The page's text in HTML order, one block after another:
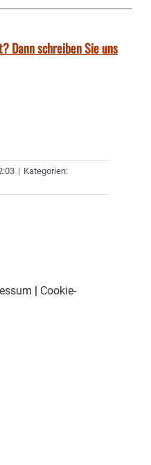
Dann schreiben Sie uns
| Kategorien:
| Cookie-